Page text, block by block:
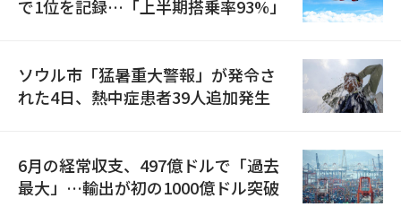
で1位を記録…「上半期搭乗率93%」
ソウル市「猛暑重大警報」が発令さ
れた4日、熱中症患者39人追加発生
6月の経常収支、497億ドルで「過去
最大」…輸出が初の1000億ドル突破